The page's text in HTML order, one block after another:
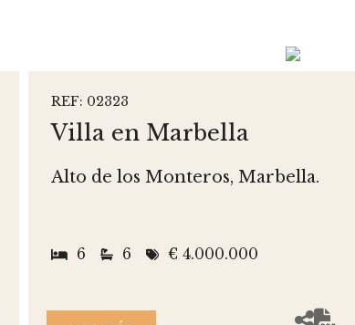
REF: 02323
Villa en Marbella
Alto de los Monteros, Marbella.
6 6 € 4.000.000